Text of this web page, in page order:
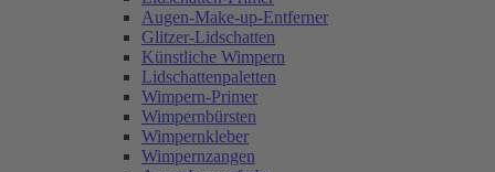
Augen-Make-up-Entferner
Glitzer-Lidschatten
Künstliche Wimpern
Lidschattenpaletten
Wimpern-Primer
Wimpernbürsten
Wimpernkleber
Wimpernzangen